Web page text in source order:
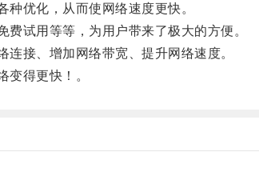
优化，从而使网络速度更快。
试用等等，为用户带来了极大的方便。
接、增加网络带宽、提升网络速度。
得更快！。